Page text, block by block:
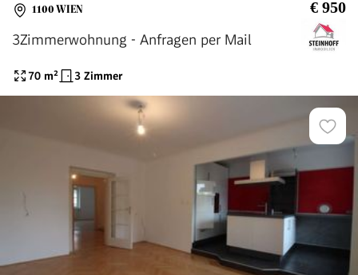
1100 WIEN € 950
3Zimmerwohnung - Anfragen per Mail
70 m² 3 Zimmer